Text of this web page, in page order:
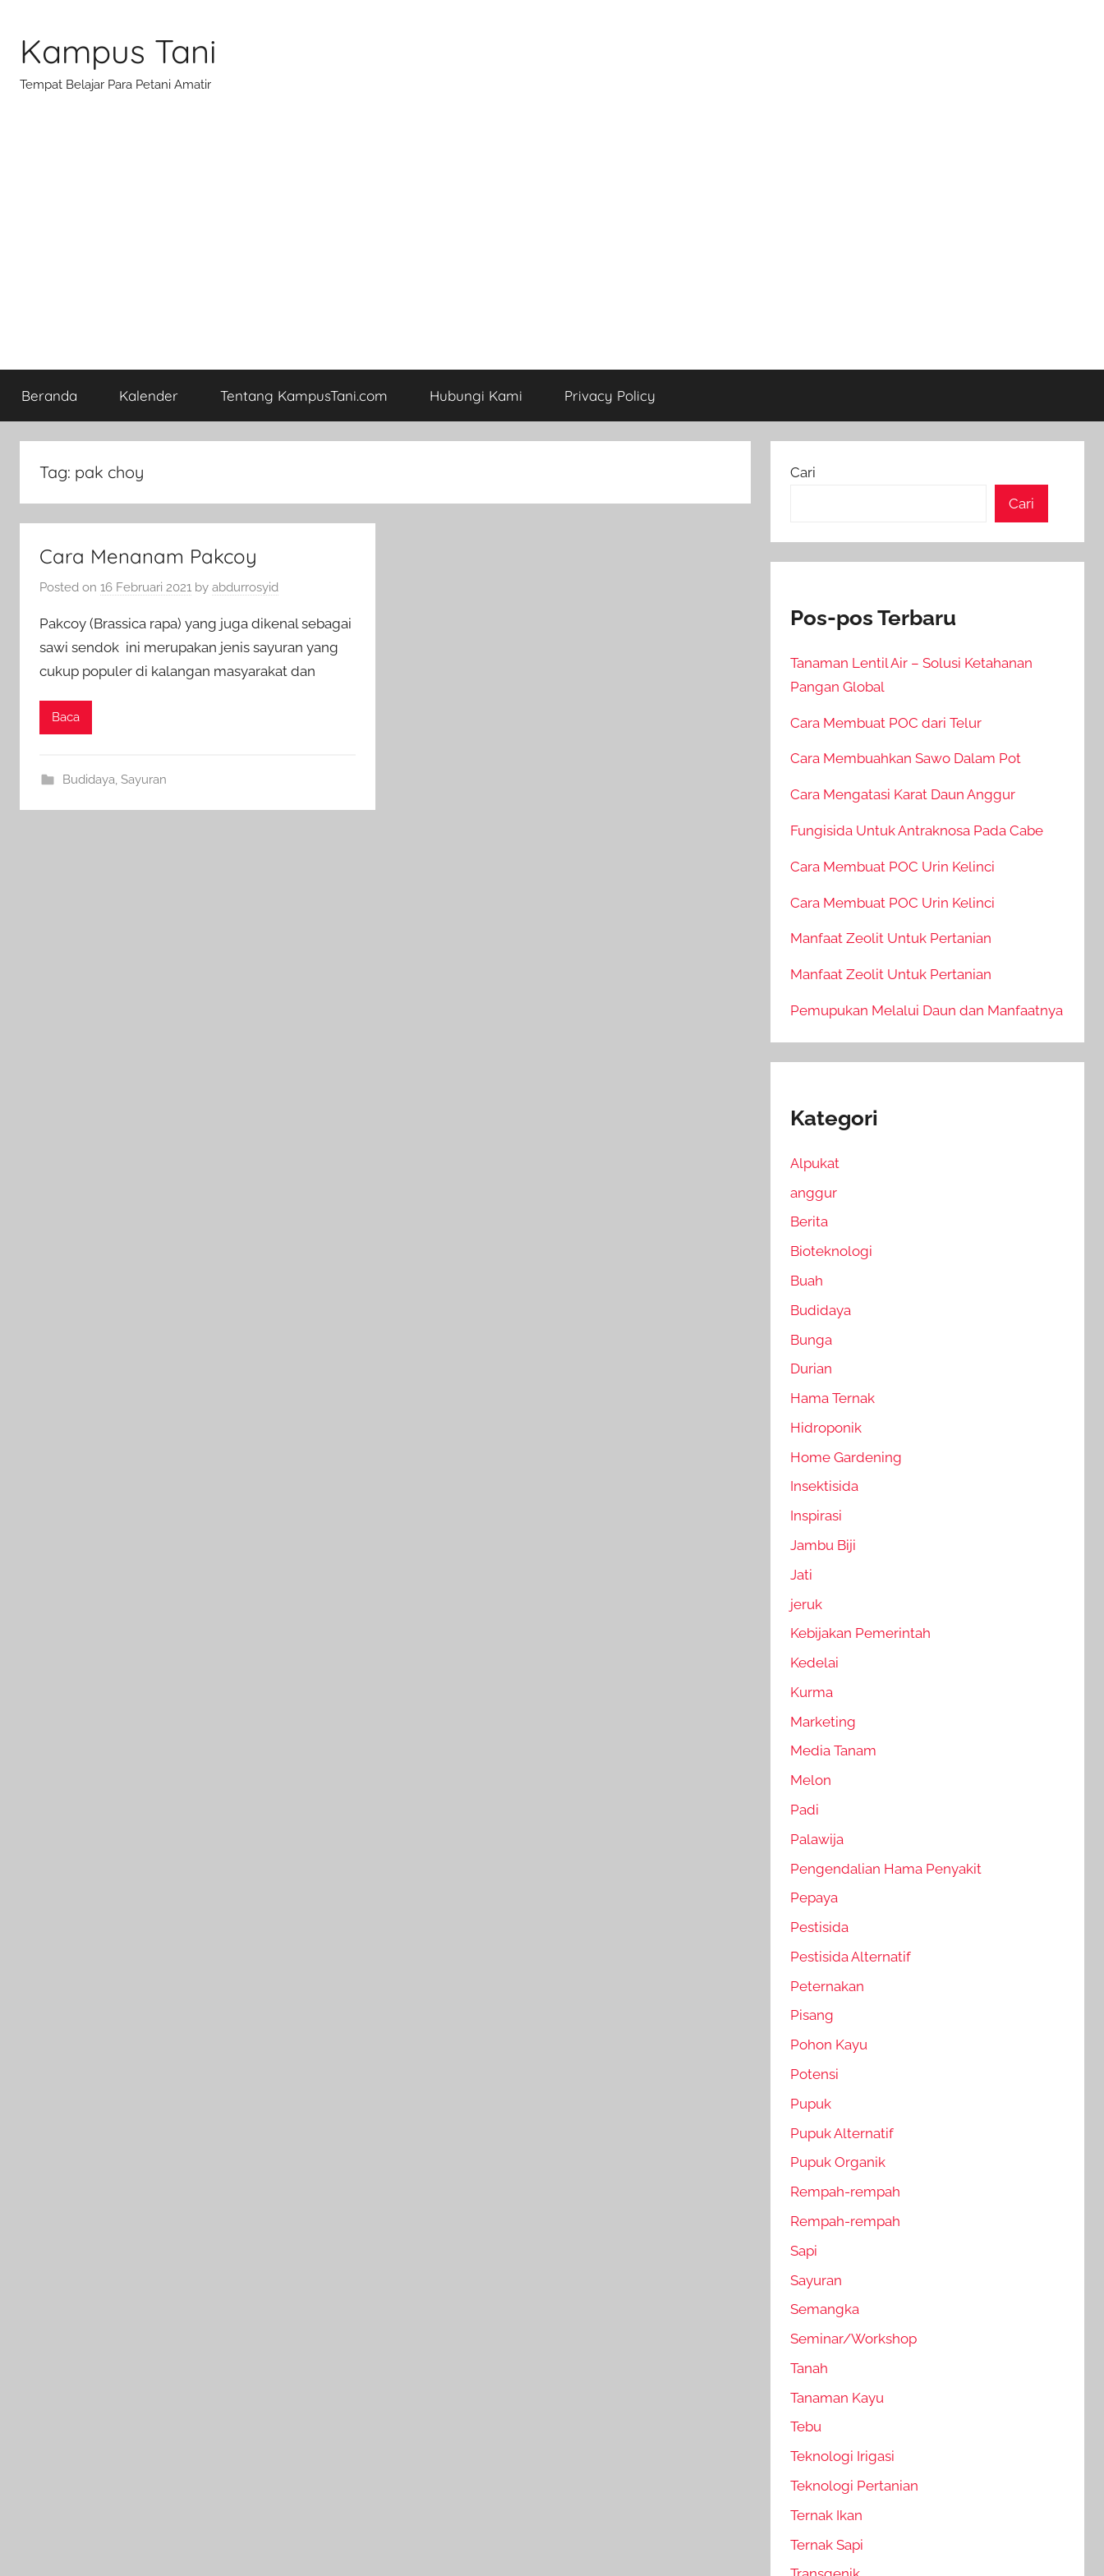
content
Kampus Tani
Tempat Belajar Para Petani Amatir
Beranda Kalender Tentang KampusTani.com Hubungi Kami Privacy Policy
Tag: pak choy
Cara Menanam Pakcoy
Posted on 16 Februari 2021 by abdurrosyid
Pakcoy (Brassica rapa) yang juga dikenal sebagai
sawi sendok ini merupakan jenis sayuran yang
cukup populer di kalangan masyarakat dan
Baca
Budidaya, Sayuran
Cari
Cari
Pos-pos Terbaru
Tanaman Lentil Air – Solusi Ketahanan
Pangan Global
Cara Membuat POC dari Telur
Cara Membuahkan Sawo Dalam Pot
Cara Mengatasi Karat Daun Anggur
Fungisida Untuk Antraknosa Pada Cabe
Cara Membuat POC Urin Kelinci
Cara Membuat POC Urin Kelinci
Manfaat Zeolit Untuk Pertanian
Manfaat Zeolit Untuk Pertanian
Pemupukan Melalui Daun dan Manfaatnya
Kategori
Alpukat
anggur
Berita
Bioteknologi
Buah
Budidaya
Bunga
Durian
Hama Ternak
Hidroponik
Home Gardening
Insektisida
Inspirasi
Jambu Biji
Jati
jeruk
Kebijakan Pemerintah
Kedelai
Kurma
Marketing
Media Tanam
Melon
Padi
Palawija
Pengendalian Hama Penyakit
Pepaya
Pestisida
Pestisida Alternatif
Peternakan
Pisang
Pohon Kayu
Potensi
Pupuk
Pupuk Alternatif
Pupuk Organik
Rempah-rempah
Rempah-rempah
Sapi
Sayuran
Semangka
Seminar/Workshop
Tanah
Tanaman Kayu
Tebu
Teknologi Irigasi
Teknologi Pertanian
Ternak Ikan
Ternak Sapi